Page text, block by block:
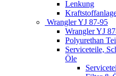
Lenkung
Wrangler YJ 87-95
Wrangler YJ
Polyurethan
Serviceteile,
Öle